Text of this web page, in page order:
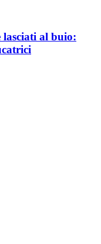
lasciati al buio: